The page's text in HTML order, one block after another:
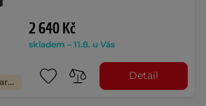
Výměna velikosti zdarma
2 640 Kč
skladem – 11.8. u Vás
Detail